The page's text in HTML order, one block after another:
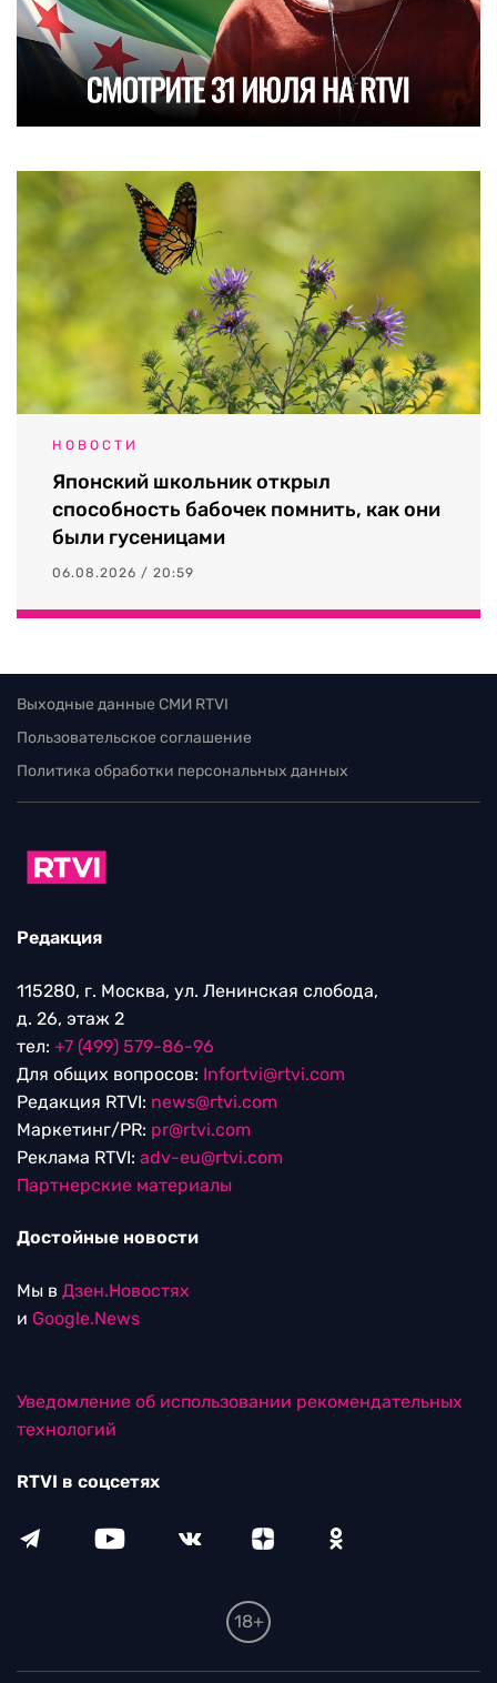
НОВОСТИ
Японский школьник открыл
способность бабочек помнить, как они
были гусеницами
06.08.2026 / 20:59
Выходные данные СМИ RTVI
Пользовательское соглашение
Политика обработки персональных данных
Редакция
115280, г. Москва, ул. Ленинская слобода,
д. 26, этаж 2
тел: +7 (499) 579-86-96
Для общих вопросов: Infortvi@rtvi.com
Редакция RTVI: news@rtvi.com
Маркетинг/PR: pr@rtvi.com
Реклама RTVI: adv-eu@rtvi.com
Партнерские материалы
Достойные новости
Мы в Дзен.Новостях
и Google.News
Уведомление об использовании рекомендательных
технологий
RTVI в соцсетях
18+